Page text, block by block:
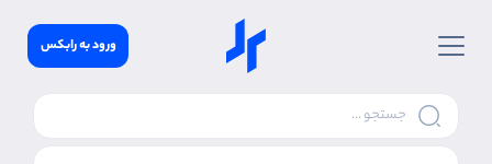
ورود به رابکس